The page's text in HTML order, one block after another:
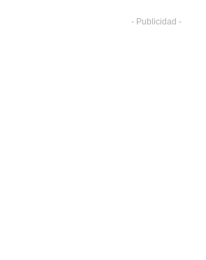
- Publicidad -